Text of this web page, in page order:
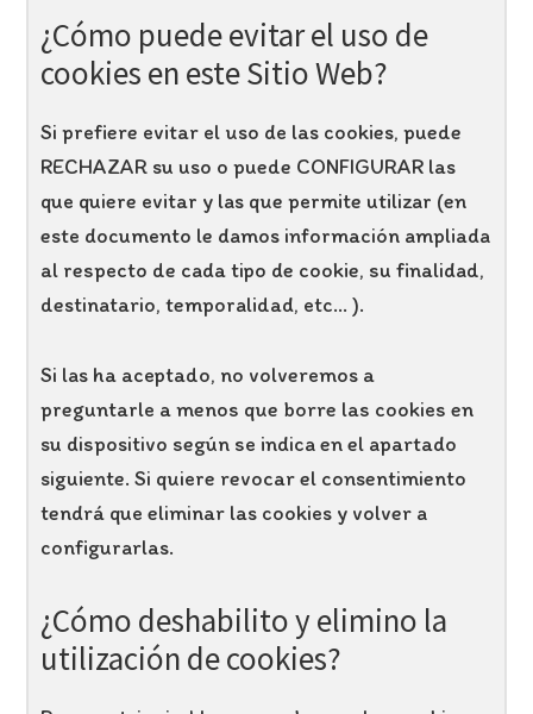
¿Cómo puede evitar el uso de
cookies en este Sitio Web?
Si prefiere evitar el uso de las cookies, puede
RECHAZAR su uso o puede CONFIGURAR las
que quiere evitar y las que permite utilizar (en
este documento le damos información ampliada
al respecto de cada tipo de cookie, su finalidad,
destinatario, temporalidad, etc... ).
Si las ha aceptado, no volveremos a
preguntarle a menos que borre las cookies en
su dispositivo según se indica en el apartado
siguiente. Si quiere revocar el consentimiento
tendrá que eliminar las cookies y volver a
configurarlas.
¿Cómo deshabilito y elimino la
utilización de cookies?